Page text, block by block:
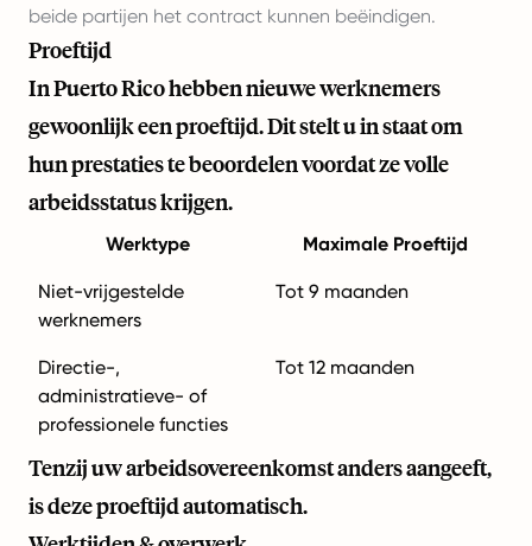
beide partijen het contract kunnen beëindigen.
Proeftijd
In Puerto Rico hebben nieuwe werknemers
gewoonlijk een proeftijd. Dit stelt u in staat om
hun prestaties te beoordelen voordat ze volle
arbeidsstatus krijgen.
Werktype Maximale Proeftijd
Niet-vrijgestelde
werknemers
Tot 9 maanden
Directie-,
administratieve- of
professionele functies
Tot 12 maanden
Tenzij uw arbeidsovereenkomst anders aangeeft,
is deze proeftijd automatisch.